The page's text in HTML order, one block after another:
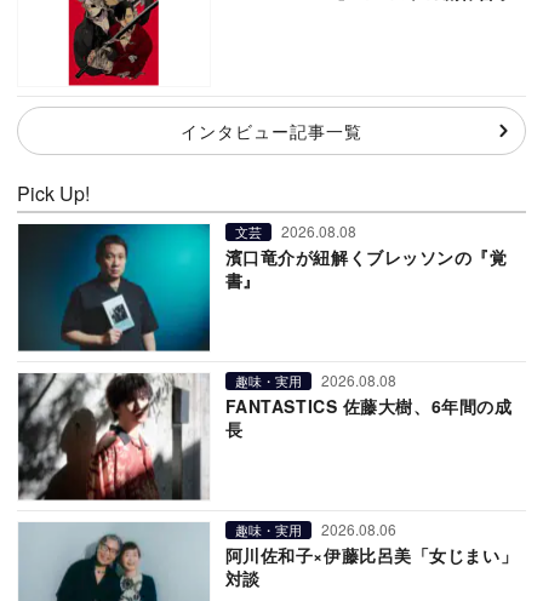
インタビュー記事一覧
Pick Up!
文芸 2026.08.08
濱口竜介が紐解くブレッソンの『覚
書』
趣味・実用 2026.08.08
FANTASTICS 佐藤大樹、6年間の成
長
趣味・実用 2026.08.06
阿川佐和子×伊藤比呂美「女じまい」
対談